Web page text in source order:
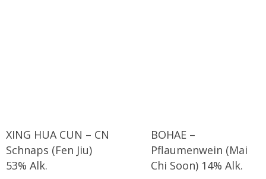
XING HUA CUN – CN
Schnaps (Fen Jiu)
53% Alk.
BOHAE –
Pflaumenwein (Mai
Chi Soon) 14% Alk.